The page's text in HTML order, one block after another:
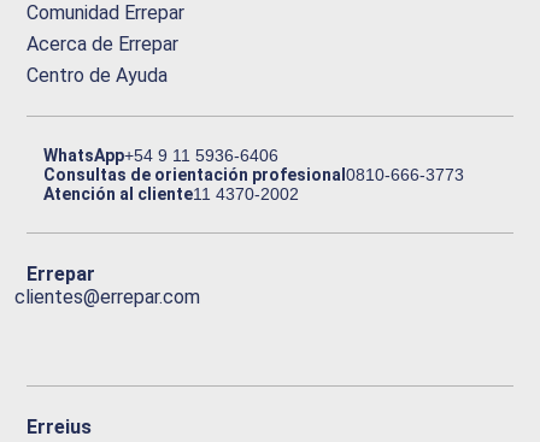
Comunidad Errepar
Acerca de Errepar
Centro de Ayuda
WhatsApp+54 9 11 5936-6406
Consultas de orientación profesional0810-666-3773
Atención al cliente11 4370-2002
Errepar
clientes@errepar.com
Erreius